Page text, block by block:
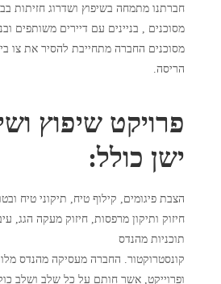
חברתנו מתמחה בשיפוץ ושדרוג חזיתות
מסוכנים , בניינים עם דיירים משותפים
מסוכנים החברה מתחייבת להסיר את צו
הריסה.
פרויקט שיפוץ
ישן כולל:
הצבת פיגומים, קילוף טיח, תיקוני טיח
חיזוק ותיקון מרפסות, חיזוק מעקה הגג,
תוכניות מהנדס
קונסטרוקטור. החברה מעסיקה מהנדס
ופרוייקט, אשר חותם על כל שלב ושלב